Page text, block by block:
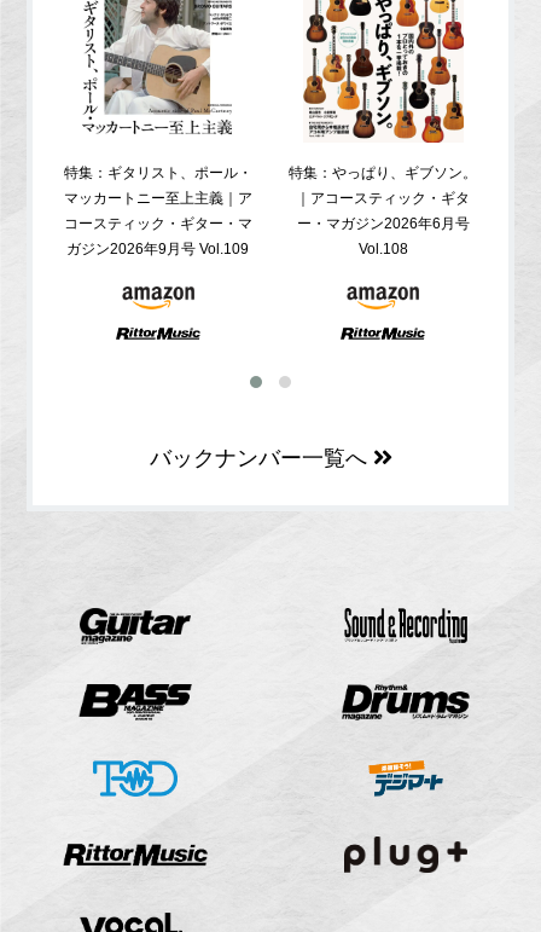
特集：ギタリスト、ポール・
マッカートニー至上主義｜ア
コースティック・ギター・マ
ガジン2026年9月号 Vol.109
特集：やっぱり、ギブソン。
｜アコースティック・ギタ
ー・マガジン2026年6月号
Vol.108
バックナンバー一覧へ